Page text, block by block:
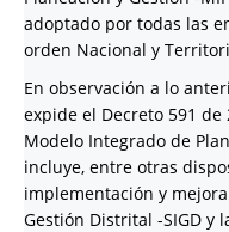
adoptado por todas las
orden Nacional y
En observación a lo
expide el Decreto 591
Modelo Integrado de
incluye, entre otras
implementación y
Gestión Distrital -SIGD y